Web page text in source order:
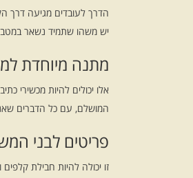
הדרך לעובדים מגיעה דרך
יש משהו שתמיד נשאר במטבח
מתנה מיוחדת
אלו יכולים להיות מכשירי
המושלם, עם כל הדברים
פריטים לבני
זו יכולה להיות חבילת